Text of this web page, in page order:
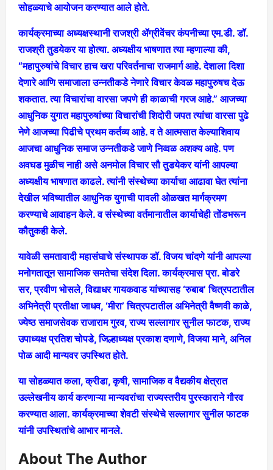
सोहळ्याचे आयोजन करण्यात आले होते.
कार्यक्रमाच्या अध्यक्षस्थानी राजश्री ॲग्रीवेंचर कंपनीच्या एम.डी. डॉ.
राजश्री तुडयेकर या होत्या. अध्यक्षीय भाषणात त्या म्हणाल्या की,
“महापुरुषांचे विचार हाच खरा परिवर्तनाचा राजमार्ग आहे. देशाला दिशा
देणारे आणि समाजाला उन्नतीकडे नेणारे विचार केवळ महापुरुषच देऊ
शकतात. त्या विचारांचा वारसा जपणे ही काळाची गरज आहे.” आजच्या
आधुनिक युगात महापुरुषांच्या विचारांची शिदोरी जपत त्यांचा वारसा पुढे
नेणे आजच्या पिढीचे प्रथम कर्तव्य आहे. व ते आत्मसात केल्याशिवाय
आजचा आधुनिक समाज उन्नतीकडे जाणे निव्वळ अशक्य आहे. पण
अवघड मुळीच नाही असे अनमोल विचार सौ तुडयेकर यांनी आपल्या
अध्यक्षीय भाषणात काढले. त्यांनी संस्थेच्या कार्याचा आढावा घेत त्यांना
देखील भविष्यातील आधुनिक युगाची पावली ओळखत मार्गक्रमण
करण्याचे आवाहन केले. व संस्थेच्या वर्तमानातील कार्याचेही तोंडभरून
कौतुकही केले.
यावेळी समतावादी महासंघाचे संस्थापक डॉ. विजय चांदणे यांनी आपल्या
मनोगतातून सामाजिक समतेचा संदेश दिला. कार्यक्रमास प्रा. बोडरे
सर, प्रवीण भोसले, विद्याधर गायकवाड यांच्यासह ‘रुबाब’ चित्रपटातील
अभिनेत्री प्रतीक्षा जाधव, ‘मीरा’ चित्रपटातील अभिनेत्री वैष्णवी काळे,
ज्येष्ठ समाजसेवक राजाराम गुरव, राज्य सल्लागार सुनील फाटक, राज्य
उपाध्यक्ष प्रतिश चोपडे, जिल्हाध्यक्ष प्रकाश दणाणे, विजया माने, अनिल
पोळ आदी मान्यवर उपस्थित होते.
या सोहळ्यात कला, क्रीडा, कृषी, सामाजिक व वैद्यकीय क्षेत्रात
उल्लेखनीय कार्य करणाऱ्या मान्यवरांचा राज्यस्तरीय पुरस्काराने गौरव
करण्यात आला. कार्यक्रमाच्या शेवटी संस्थेचे सल्लागार सुनील फाटक
यांनी उपस्थितांचे आभार मानले.
About The Author